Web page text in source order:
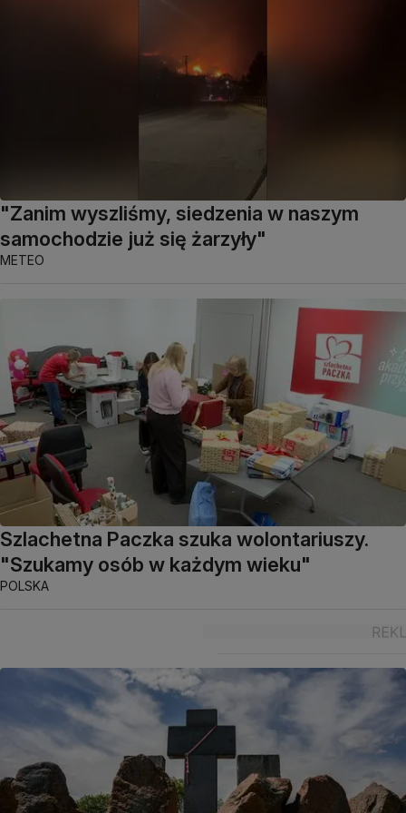
"Zanim wyszliśmy, siedzenia w naszym
samochodzie już się żarzyły"
METEO
Szlachetna Paczka szuka wolontariuszy.
"Szukamy osób w każdym wieku"
POLSKA